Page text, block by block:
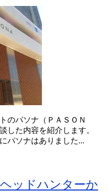
のパソナ（ＰＡＳＯＮ
した内容を紹介します。
パソナはありました...
ッドハンターか